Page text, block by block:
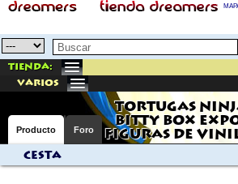
Tienda:
varios
TORTUGAS
BITTY BOX
FIGURAS DE
Producto Foro
Cesta